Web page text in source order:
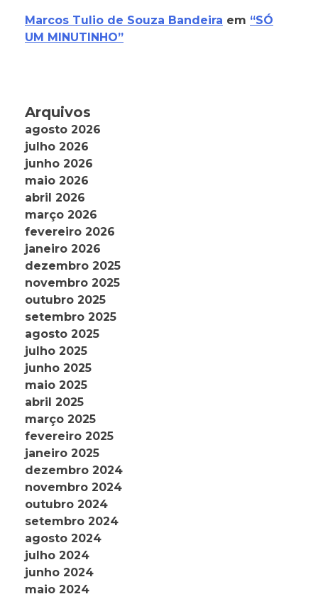
Marcos Tulio de Souza Bandeira em “SÓ
UM MINUTINHO”
Arquivos
agosto 2026
julho 2026
junho 2026
maio 2026
abril 2026
março 2026
fevereiro 2026
janeiro 2026
dezembro 2025
novembro 2025
outubro 2025
setembro 2025
agosto 2025
julho 2025
junho 2025
maio 2025
abril 2025
março 2025
fevereiro 2025
janeiro 2025
dezembro 2024
novembro 2024
outubro 2024
setembro 2024
agosto 2024
julho 2024
junho 2024
maio 2024